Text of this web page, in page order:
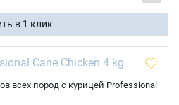
в 1 клик
всех пород с курицей Professional